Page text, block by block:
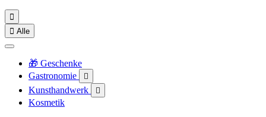

 Alle
🎁 Geschenke
Gastronomie

Kunsthandwerk 
Kosmetik